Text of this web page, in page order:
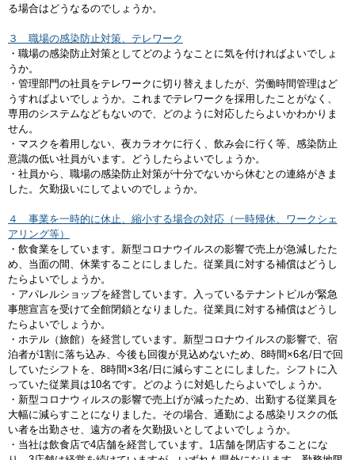
る場合はどうなるのでしょうか。
３ 職場の感染防止対策、テレワーク
・職場の感染防止対策としてどのようなことに気を付ければよいでしょ
うか。
・管理部門の社員をテレワークに切り替えましたが、労働時間管理はど
うすればよいでしょうか。これまでテレワークを採用したことがなく、
専用のシステムなどもないので、どのように対応したらよいかわかりま
せん。
・マスクを着用しない、夜カラオケに行く、飲み会に行く等、感染防止
意識の低い社員がいます。どうしたらよいでしょうか。
・社員から、職場の感染防止対策が十分でないから休むとの連絡がきま
した。欠勤扱いにしてよいのでしょうか。
４ 事業を一時的に休止、縮小する場合の対応（一時帰休、ワークシェ
アリング等）
・飲食業をしています。新型コロナウイルスの影響で売上が急減したた
め、当面の間、休業することにしました。従業員に対する補償はどうし
たらよいでしょうか。
・アパレルショップを経営しています。入っているテナントビルが緊急
事態宣言を受けて全館閉鎖となりました。従業員に対する補償はどうし
たらよいでしょうか。
・ホテル（旅館）を経営しています。新型コロナウイルスの影響で、宿
泊者が1割に落ち込み、今後も回復が見込めないため、8時間×6名/日で回
していたシフトを、8時間×3名/日に減らすことにしました。シフトに入
っていた従業員は10名です。どのように対処したらよいでしょうか。
・新型コロナウィルスの影響で売上げが減ったため、出勤する従業員を
大幅に減らすことになりました。その場合、通勤による感染リスクの低
い者を出勤させ、遠方の者を欠勤扱いとしてよいでしょうか。
・当社は飲食店で4店舗を経営しています。1店舗を閉店することにな